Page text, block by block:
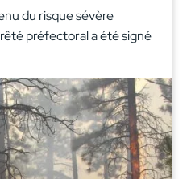
du risque sévère
préfectoral a été signé